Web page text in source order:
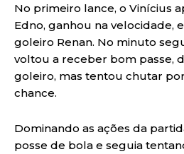
No primeiro lance, o Vinícius
Edno, ganhou na velocidade,
goleiro Renan. No minuto
voltou a receber bom passe,
goleiro, mas tentou chutar
chance.
Dominando as ações da
posse de bola e seguia